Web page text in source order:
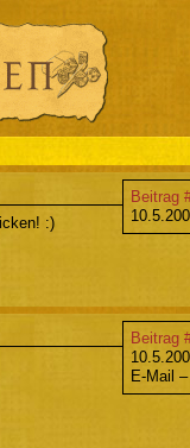
Beitrag
:)
Beitrag
E-Mail –